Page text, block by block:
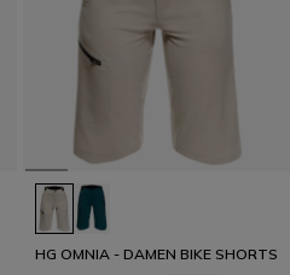
HG OMNIA - DAMEN BIKE SHORTS